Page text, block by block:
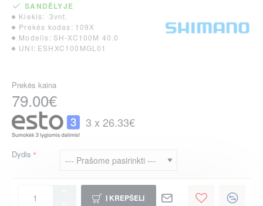
SANDĖLYJE
Kiekis: 3vnt.
Prekės kodas: 109X
Modelis: SH-XC100M 40.0
UNI: ESHXC100MGL01
Prekės kaina
79.00€
3 x 26.33€
Dydis
Į KREPŠELĮ